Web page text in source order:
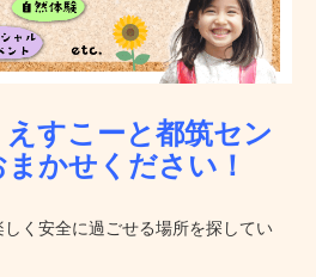
すこーと都筑セン
かせください！
しく安全に過ごせる場所を探してい